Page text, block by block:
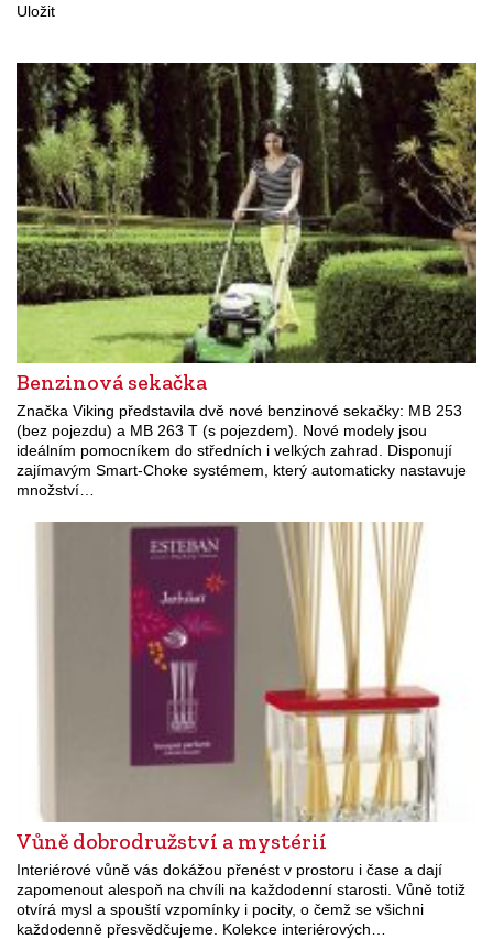
Uložit
Benzinová sekačka
Značka Viking představila dvě nové benzinové sekačky: MB 253
(bez pojezdu) a MB 263 T (s pojezdem). Nové modely jsou
ideálním pomocníkem do středních i velkých zahrad. Disponují
zajímavým Smart-Choke systémem, který automaticky nastavuje
množství…
Vůně dobrodružství a mystérií
Interiérové vůně vás dokážou přenést v prostoru i čase a dají
zapomenout alespoň na chvíli na každodenní starosti. Vůně totiž
otvírá mysl a spouští vzpomínky i pocity, o čemž se všichni
každodenně přesvědčujeme. Kolekce interiérových…